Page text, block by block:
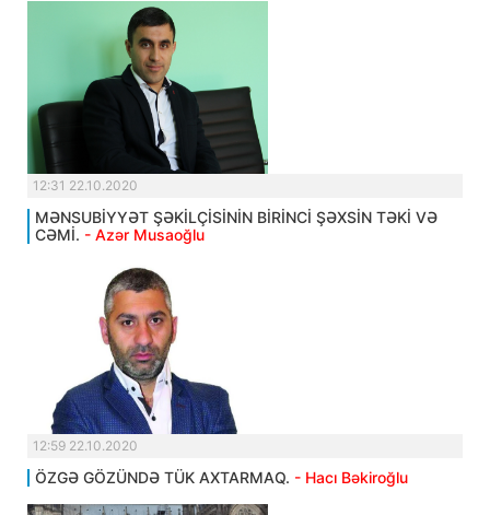
12:31 22.10.2020
MƏNSUBİYYƏT ŞƏKİLÇİSİNİN BİRİNCİ ŞƏXSİN TƏKİ VƏ
CƏMİ. - Azər Musaoğlu
12:59 22.10.2020
ÖZGƏ GÖZÜNDƏ TÜK AXTARMAQ. - Hacı Bəkiroğlu